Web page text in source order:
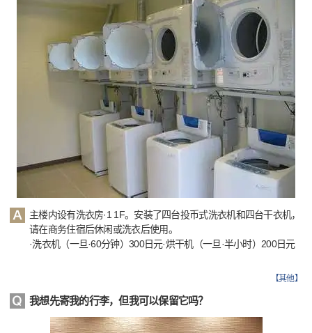
主楼内设有洗衣房·1 1F。安装了四台投币式洗衣机和四台干衣机，
请在商务住宿后休闲或洗衣后使用。
·洗衣机（一旦·60分钟）300日元·烘干机（一旦·半小时）200日元
【其他】
我想先寄我的行李，但我可以保留它吗？